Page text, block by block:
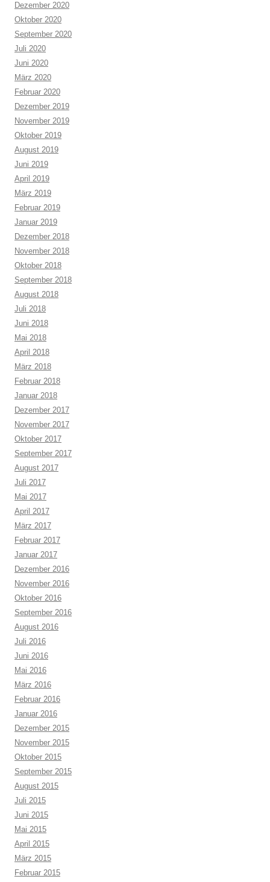
Dezember 2020
Oktober 2020
September 2020
Juli 2020
Juni 2020
März 2020
Februar 2020
Dezember 2019
November 2019
Oktober 2019
August 2019
Juni 2019
April 2019
März 2019
Februar 2019
Januar 2019
Dezember 2018
November 2018
Oktober 2018
September 2018
August 2018
Juli 2018
Juni 2018
Mai 2018
April 2018
März 2018
Februar 2018
Januar 2018
Dezember 2017
November 2017
Oktober 2017
September 2017
August 2017
Juli 2017
Mai 2017
April 2017
März 2017
Februar 2017
Januar 2017
Dezember 2016
November 2016
Oktober 2016
September 2016
August 2016
Juli 2016
Juni 2016
Mai 2016
März 2016
Februar 2016
Januar 2016
Dezember 2015
November 2015
Oktober 2015
September 2015
August 2015
Juli 2015
Juni 2015
Mai 2015
April 2015
März 2015
Februar 2015